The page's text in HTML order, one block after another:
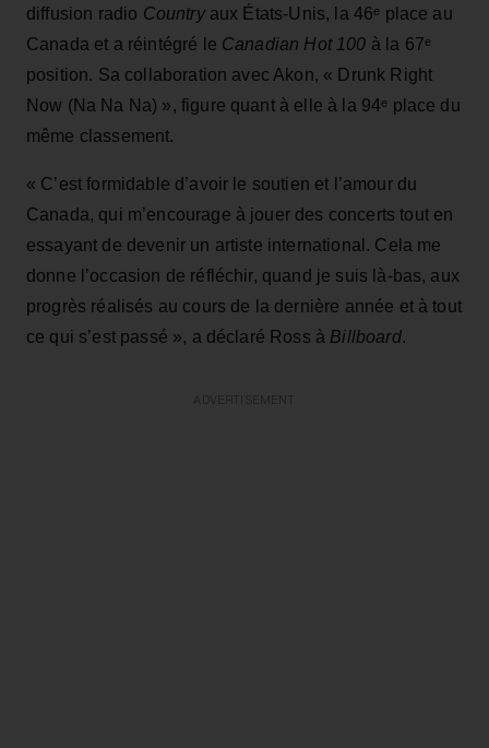
diffusion radio Country aux États-Unis, la 46ᵉ place au
Canada et a réintégré le Canadian Hot 100 à la 67ᵉ
position. Sa collaboration avec Akon, « Drunk Right
Now (Na Na Na) », figure quant à elle à la 94ᵉ place du
même classement.
« C’est formidable d’avoir le soutien et l’amour du
Canada, qui m’encourage à jouer des concerts tout en
essayant de devenir un artiste international. Cela me
donne l’occasion de réfléchir, quand je suis là-bas, aux
progrès réalisés au cours de la dernière année et à tout
ce qui s’est passé », a déclaré Ross à Billboard.